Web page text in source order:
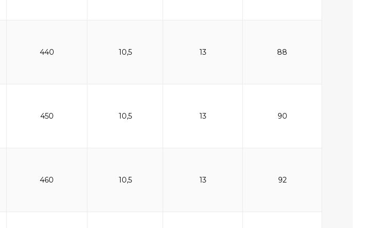
440 10,5 13 88
450 10,5 13 90
460 10,5 13 92